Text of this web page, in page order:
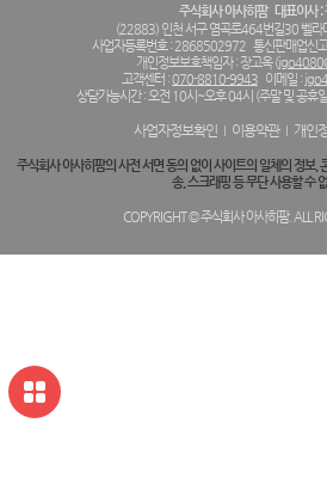
주식회사 아사히팜 대표이사 :
(22883) 인천 서구 염곡로464번길30 벨라
사업자등록번호 : 2868502972 통신판매업신
개인정보보호책임자 : 장고옥 (
고객센터 :070-8810-9943 이메일 :
상담가능시간 : 오전 10시~오후 04시 (주말 및 공휴
사업자정보확인 이용약관 개인
주식회사 아사히팜의 사전 서면 동의 없이 사이트의 일체의 정보,
송, 스크래핑 등 무단 사용할 수
COPYRIGHT © 주식회사 아사히팜. ALL